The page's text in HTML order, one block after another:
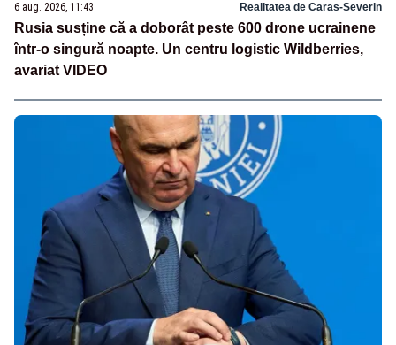
6 aug. 2026, 11:43 Realitatea de Caras-Severin
Rusia susține că a doborât peste 600 drone ucrainene
într-o singură noapte. Un centru logistic Wildberries,
avariat VIDEO